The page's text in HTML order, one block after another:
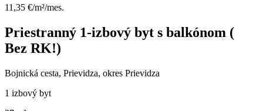
11,35 €/m²/mes.
Priestranný 1-izbový byt s balkónom (
Bez RK!) ​
Bojnická cesta, Prievidza, okres Prievidza
1 izbový byt